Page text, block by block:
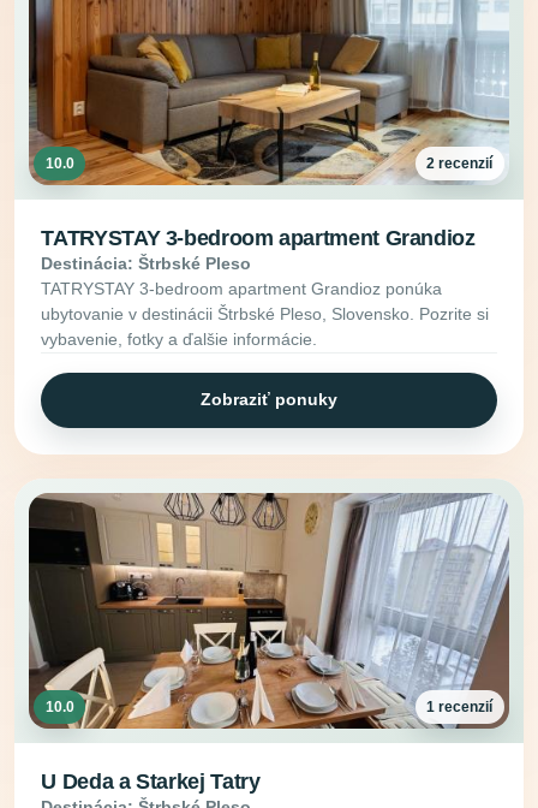
10.0 2 recenzií
TATRYSTAY 3-bedroom apartment Grandioz
Destinácia: Štrbské Pleso
TATRYSTAY 3-bedroom apartment Grandioz ponúka
ubytovanie v destinácii Štrbské Pleso, Slovensko. Pozrite si
vybavenie, fotky a ďalšie informácie.
Zobraziť ponuky
10.0 1 recenzií
U Deda a Starkej Tatry